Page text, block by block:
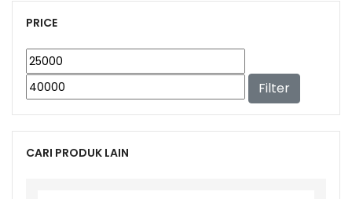
PRICE
Filter
CARI PRODUK LAIN